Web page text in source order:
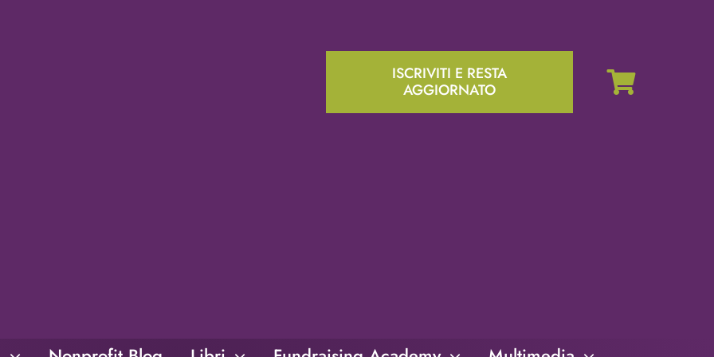
ISCRIVITI E RESTA
AGGIORNATO